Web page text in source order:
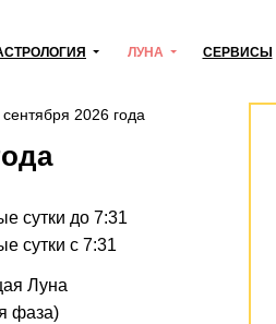
ЛУНА СЕРВИСЫ
2026 года
сутки до 7:31
сутки с 7:31
Луна
фаза)